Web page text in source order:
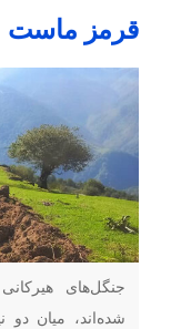
قرمز ماست
جنگل‌های
شده‌اند، میان دو